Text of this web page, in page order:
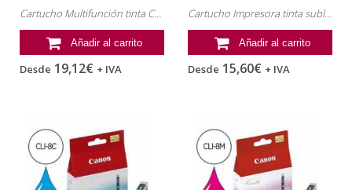
Cartucho Multifunción tinta Canon , referencia: 2146B001, MP190
Añadir al carrito
Desde 19,12€ + IVA
Cartucho Impresora tinta sublimación Canon , referencia: 0628B001, MP510
Añadir al carrito
Desde 15,60€ + IVA